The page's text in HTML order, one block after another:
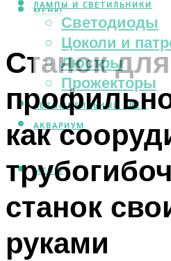
ЛАМПЫ И СВЕТИЛЬНИКИ
Светодиоды
Цоколи и
Люстры
Прожекторы
АВТОМОБИЛЬНЫЙ СВЕТ
АКВАРИУМ
МЕНЮ
МЕНЮ
Станок
как
станок
руками